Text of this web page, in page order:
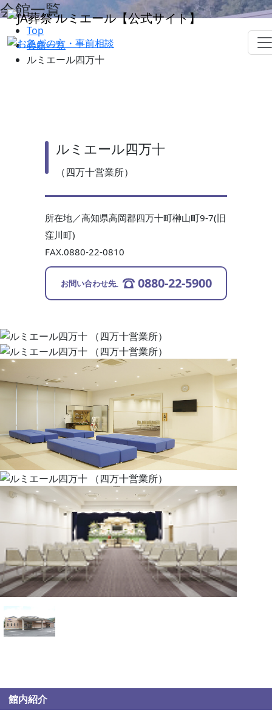
会館一覧
Top
会館一覧
ルミエール四万十
ルミエール四万十
（四万十営業所）
所在地／高知県高岡郡四万十町榊山町9-7(旧
窪川町)
FAX.0880-22-0810
お問い合わせ先 0880-22-5900
館内紹介